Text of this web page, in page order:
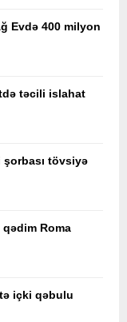
Evdə 400 milyon
təcili islahat
şorbası tövsiyə
qədim Roma
içki qəbulu